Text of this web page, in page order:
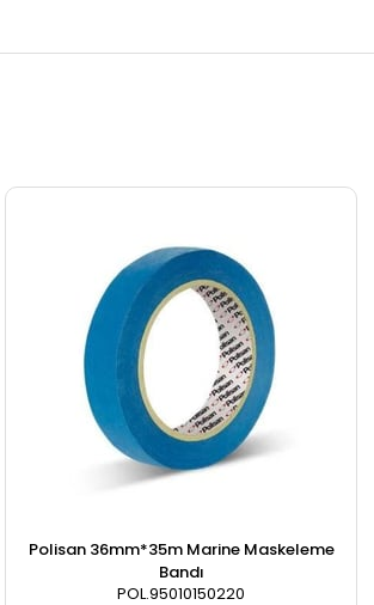
Polisan 36mm*35m Marine Maskeleme
Bandı
POL.95010150220